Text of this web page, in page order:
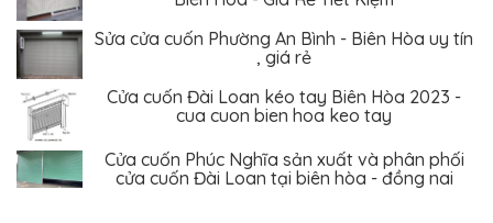
Sửa cửa cuốn Phường An Bình - Biên Hòa uy tín
, giá rẻ
Cửa cuốn Đài Loan kéo tay Biên Hòa 2023 -
cua cuon bien hoa keo tay
Cửa cuốn Phúc Nghĩa sản xuất và phân phối
cửa cuốn Đài Loan tại biên hòa - đồng nai